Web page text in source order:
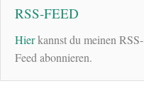
RSS-FEED
Hierkannst du meinen RSS-
Feed abonnieren.